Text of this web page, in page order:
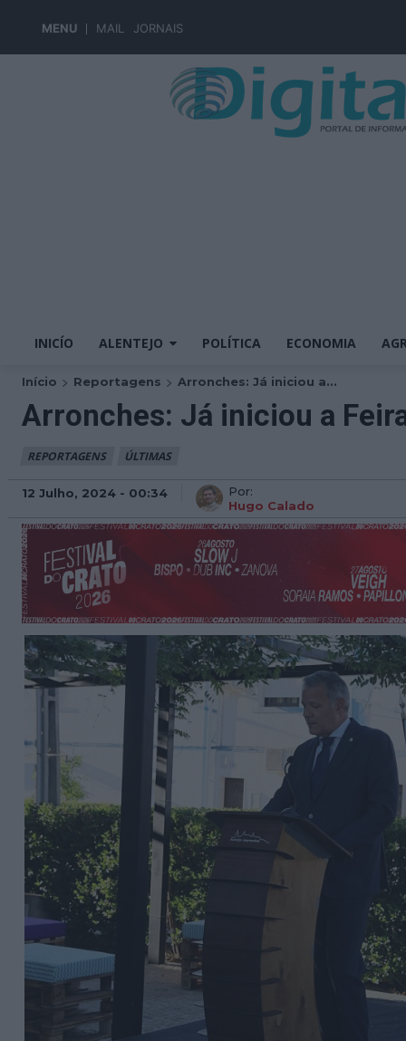
MENU MAIL JORNAIS
INICÍO ALENTEJO POLÍTICA ECONOMIA
Início Reportagens Arronches: Já iniciou a...
Arronches: Já iniciou a
REPORTAGENS ÚLTIMAS
12 Julho, 2024 - 00:34
Por:
Hugo Calado